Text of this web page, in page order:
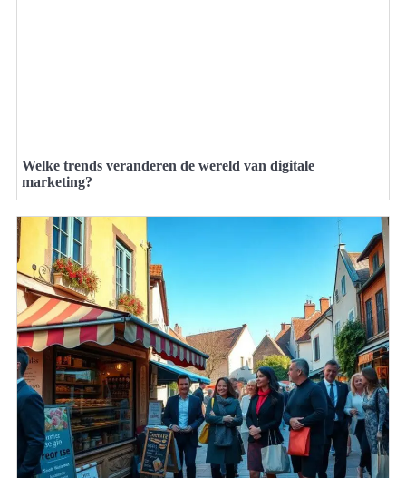
Welke trends veranderen de wereld van digitale
marketing?